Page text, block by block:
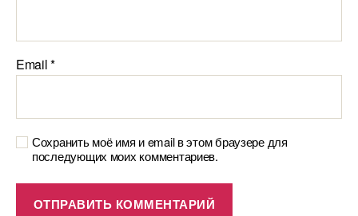
Email*
Сохранить моё имя и email в этом браузере для
последующих моих комментариев.